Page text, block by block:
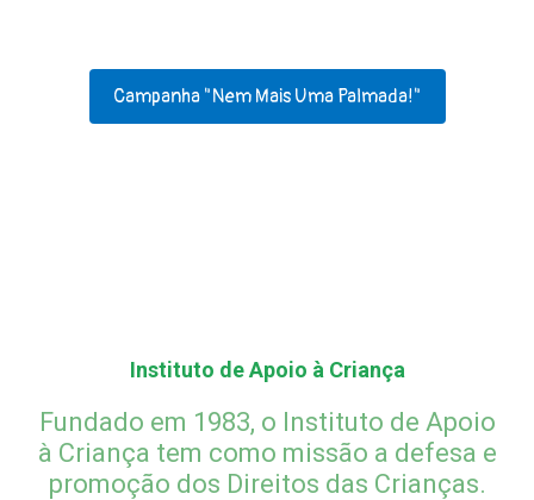
Campanha "Nem Mais Uma Palmada!"
Instituto de Apoio à Criança
Fundado em 1983, o Instituto de Apoio
à Criança tem como missão a defesa e
promoção dos Direitos das Crianças.